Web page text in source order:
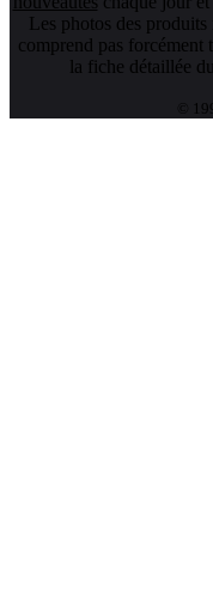
Les photos des
comprend pas forcément
la fiche détaillée
©